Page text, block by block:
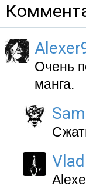
Очень
манга.